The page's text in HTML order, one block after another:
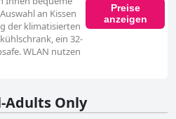
an Kissen
der klimatisierten
ein 32-
WLAN nutzen
Preise
anzeigen
Adults Only